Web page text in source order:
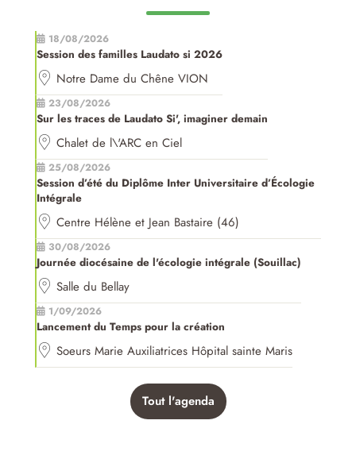
18/08/2026
Session des familles Laudato si 2026
Notre Dame du Chêne VION
23/08/2026
Sur les traces de Laudato Si', imaginer demain
Chalet de l\'ARC en Ciel
25/08/2026
Session d’été du Diplôme Inter Universitaire d’Écologie
Intégrale
Centre Hélène et Jean Bastaire (46)
30/08/2026
Journée diocésaine de l'écologie intégrale (Souillac)
Salle du Bellay
1/09/2026
Lancement du Temps pour la création
Soeurs Marie Auxiliatrices Hôpital sainte Maris
Tout l'agenda